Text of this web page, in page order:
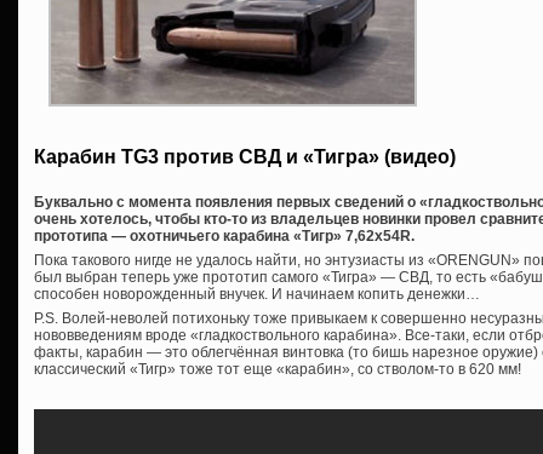
Карабин TG3 против СВД и «Тигра» (видео)
Буквально с момента появления первых сведений о
очень хотелось, чтобы кто-то из владельцев новинки провел
прототипа — охотничьего карабина «Тигр» 7,62х54R.
Пока такового нигде не удалось найти, но энтузиасты из «ORENGUN»
был выбран теперь уже прототип самого «Тигра» — СВД, то есть
способен новорожденный внучек. И начинаем копить денежки…
P.S. Волей-неволей потихоньку тоже привыкаем к совершенно
нововведениям вроде «гладкоствольного карабина». Все-таки, если
факты, карабин — это облегчённая винтовка (то бишь нарезное оружие)
классический «Тигр» тоже тот еще «карабин», со стволом-то в 620 мм!